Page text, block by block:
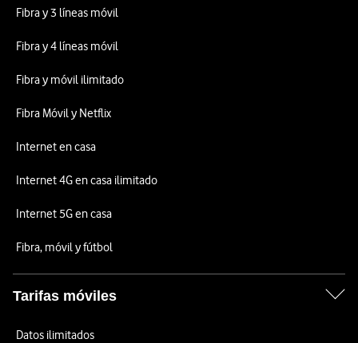
Fibra y 3 líneas móvil
Fibra y 4 líneas móvil
Fibra y móvil ilimitado
Fibra Móvil y Netflix
Internet en casa
Internet 4G en casa ilimitado
Internet 5G en casa
Fibra, móvil y fútbol
Tarifas móviles
Datos ilimitados